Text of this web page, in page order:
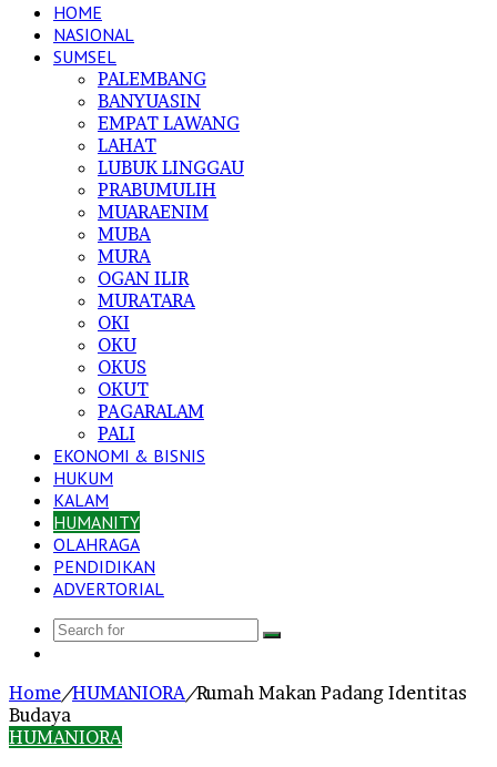
HOME
NASIONAL
SUMSEL
PALEMBANG
BANYUASIN
EMPAT LAWANG
LAHAT
LUBUK LINGGAU
PRABUMULIH
MUARAENIM
MUBA
MURA
OGAN ILIR
MURATARA
OKI
OKU
OKUS
OKUT
PAGARALAM
PALI
EKONOMI & BISNIS
HUKUM
KALAM
HUMANITY
OLAHRAGA
PENDIDIKAN
ADVERTORIAL
Search
Home/HUMANIORA/Rumah Makan Padang Identitas
Budaya
HUMANIORA